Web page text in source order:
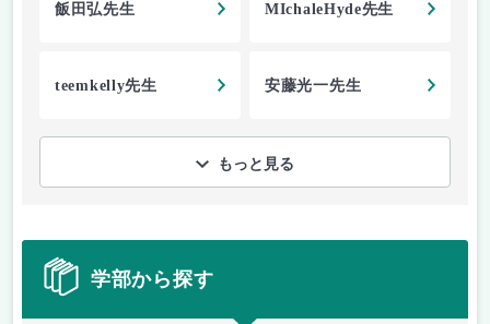
飯田弘先生 MIchaleHyde先生
teemkelly先生 安藤光一先生
もっと見る
学部から探す